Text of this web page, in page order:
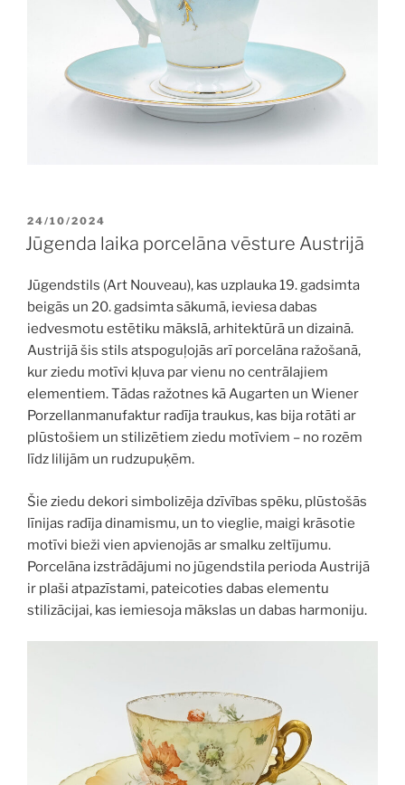
POSTED
ON
24/10/2024
Jūgenda laika porcelāna vēsture Austrijā
Jūgendstils (Art Nouveau), kas uzplauka 19. gadsimta
beigās un 20. gadsimta sākumā, ieviesa dabas
iedvesmotu estētiku mākslā, arhitektūrā un dizainā.
Austrijā šis stils atspoguļojās arī porcelāna ražošanā,
kur ziedu motīvi kļuva par vienu no centrālajiem
elementiem. Tādas ražotnes kā Augarten un Wiener
Porzellanmanufaktur radīja traukus, kas bija rotāti ar
plūstošiem un stilizētiem ziedu motīviem – no rozēm
līdz lilijām un rudzupuķēm.
Šie ziedu dekori simbolizēja dzīvības spēku, plūstošās
līnijas radīja dinamismu, un to vieglie, maigi krāsotie
motīvi bieži vien apvienojās ar smalku zeltījumu.
Porcelāna izstrādājumi no jūgendstila perioda Austrijā
ir plaši atpazīstami, pateicoties dabas elementu
stilizācijai, kas iemiesoja mākslas un dabas harmoniju.